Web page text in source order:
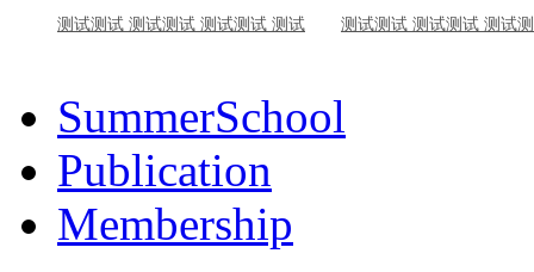
测试测试 测试测试 测试测试 测试 测试测试 测试测试 测试
SummerSchool
Publication
Membership